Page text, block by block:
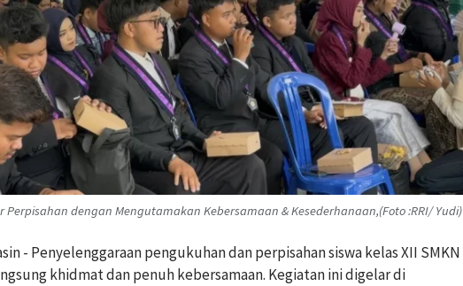
Perpisahan dengan Mengutamakan Kebersamaan & Kesederhanaan,(Foto :RRI/ Yudi)
- Penyelenggaraan pengukuhan dan perpisahan siswa kelas XII SMKN
khidmat dan penuh kebersamaan. Kegiatan ini digelar di